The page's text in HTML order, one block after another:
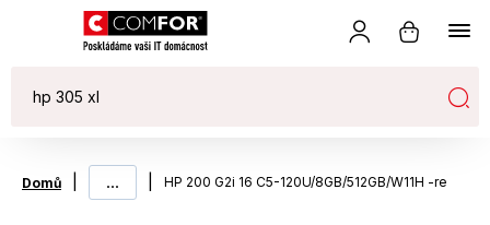
Domů ... HP 200 G2i 16 C5-120U/8GB/512GB/W11H -re